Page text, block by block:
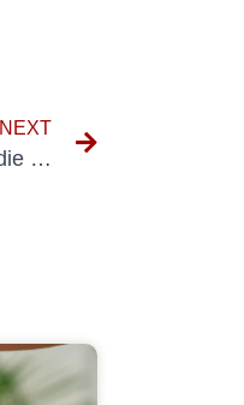
NEXT
Die Bedeutung von mehrprotokoll elektrischer anlagen für die Gewährleistung der elektrischen Sicherheit